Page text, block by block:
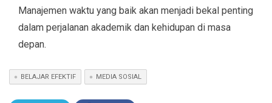
Manajemen waktu yang baik akan menjadi bekal penting
dalam perjalanan akademik dan kehidupan di masa
depan.
BELAJAR EFEKTIF MEDIA SOSIAL